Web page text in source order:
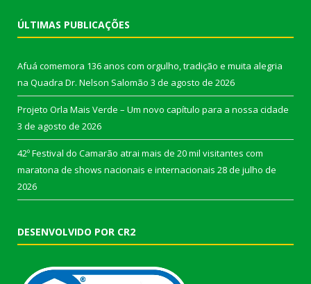
ÚLTIMAS PUBLICAÇÕES
Afuá comemora 136 anos com orgulho, tradição e muita alegria
na Quadra Dr. Nelson Salomão 3 de agosto de 2026
Projeto Orla Mais Verde – Um novo capítulo para a nossa cidade
3 de agosto de 2026
42º Festival do Camarão atrai mais de 20 mil visitantes com
maratona de shows nacionais e internacionais 28 de julho de
2026
DESENVOLVIDO POR CR2